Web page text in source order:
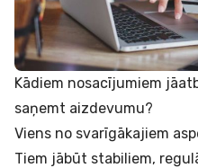
Kādiem nosacījumiem
saņemt aizdevumu?
Viens no svarīgākajiem
Tiem jābūt stabiliem,